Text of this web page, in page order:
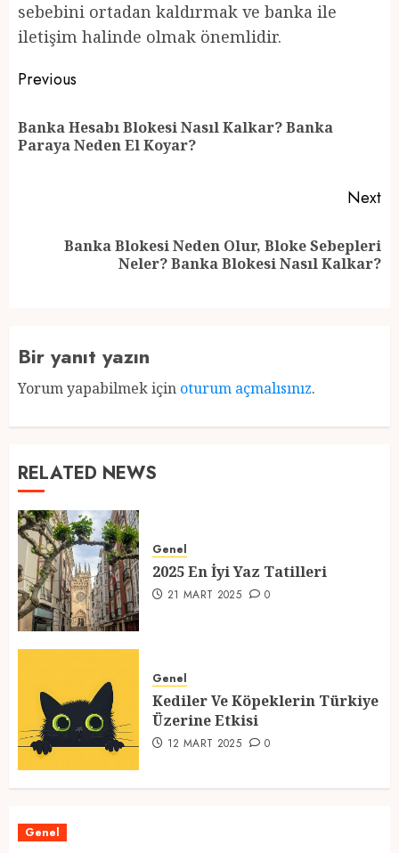
sebebini ortadan kaldırmak ve banka ile
iletişim halinde olmak önemlidir.
Post
navigation
Previous
Banka Hesabı Blokesi Nasıl Kalkar? Banka
Paraya Neden El Koyar?
Next
Banka Blokesi Neden Olur, Bloke Sebepleri
Neler? Banka Blokesi Nasıl Kalkar?
Bir yanıt yazın
Yorum yapabilmek için oturum açmalısınız.
RELATED NEWS
Genel
2025 En İyi Yaz Tatilleri
21 MART 2025 0
Genel
Kediler Ve Köpeklerin Türkiye
Üzerine Etkisi
12 MART 2025 0
Genel